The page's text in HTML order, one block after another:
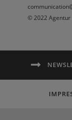
© 2022 Agentur